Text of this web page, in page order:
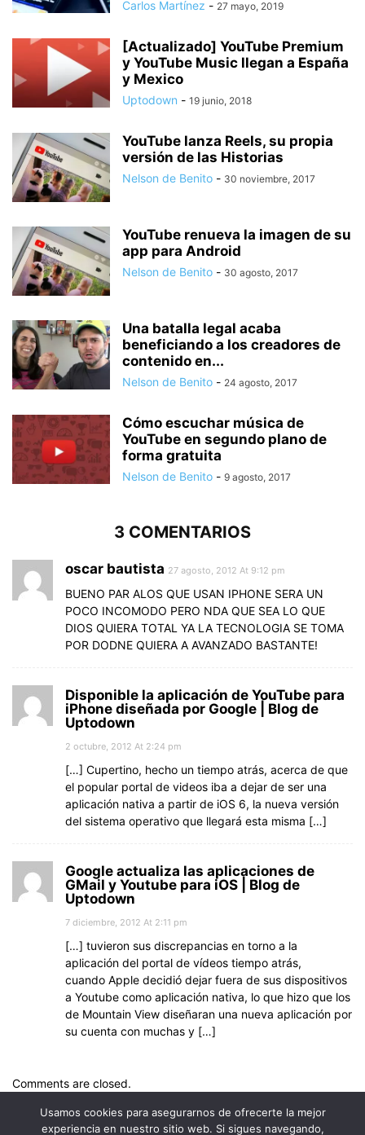
Carlos Martínez - 27 mayo, 2019
[Actualizado] YouTube Premium
y YouTube Music llegan a España
y Mexico
Uptodown - 19 junio, 2018
YouTube lanza Reels, su propia
versión de las Historias
Nelson de Benito - 30 noviembre, 2017
YouTube renueva la imagen de su
app para Android
Nelson de Benito - 30 agosto, 2017
Una batalla legal acaba
beneficiando a los creadores de
contenido en...
Nelson de Benito - 24 agosto, 2017
Cómo escuchar música de
YouTube en segundo plano de
forma gratuita
Nelson de Benito - 9 agosto, 2017
3 COMENTARIOS
oscar bautista 27 agosto, 2012 At 9:12 pm
BUENO PAR ALOS QUE USAN IPHONE SERA UN
POCO INCOMODO PERO NDA QUE SEA LO QUE
DIOS QUIERA TOTAL YA LA TECNOLOGIA SE TOMA
POR DODNE QUIERA A AVANZADO BASTANTE!
Disponible la aplicación de YouTube para
iPhone diseñada por Google | Blog de
Uptodown
2 octubre, 2012 At 2:24 pm
[…] Cupertino, hecho un tiempo atrás, acerca de que
el popular portal de videos iba a dejar de ser una
aplicación nativa a partir de iOS 6, la nueva versión
del sistema operativo que llegará esta misma […]
Google actualiza las aplicaciones de
GMail y Youtube para iOS | Blog de
Uptodown
7 diciembre, 2012 At 2:11 pm
[…] tuvieron sus discrepancias en torno a la
aplicación del portal de vídeos tiempo atrás,
cuando Apple decidió dejar fuera de sus dispositivos
a Youtube como aplicación nativa, lo que hizo que los
de Mountain View diseñaran una nueva aplicación por
su cuenta con muchas y […]
Comments are closed.
Usamos cookies para asegurarnos de ofrecerte la mejor
experiencia en nuestro sitio web. Si sigues navegando,